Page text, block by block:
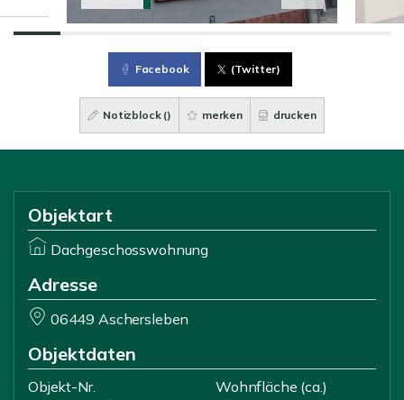
Facebook (Twitter)
Notizblock () merken drucken
Objektart
Dachgeschosswohnung
Adresse
06449 Aschersleben
Objektdaten
Objekt-Nr.
Wohnfläche (ca.)